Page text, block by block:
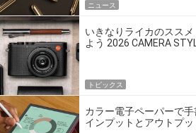
ニュース
いきなりライカのスス
よう 2026 CAMERA
トピックス
カラー電子ペーパーで
インプットとアウトプ